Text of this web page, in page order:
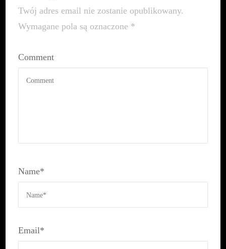
Twój adres email nie zostanie opublikowany.
Wymagane pola są oznaczone *
Comment
Name*
Email*